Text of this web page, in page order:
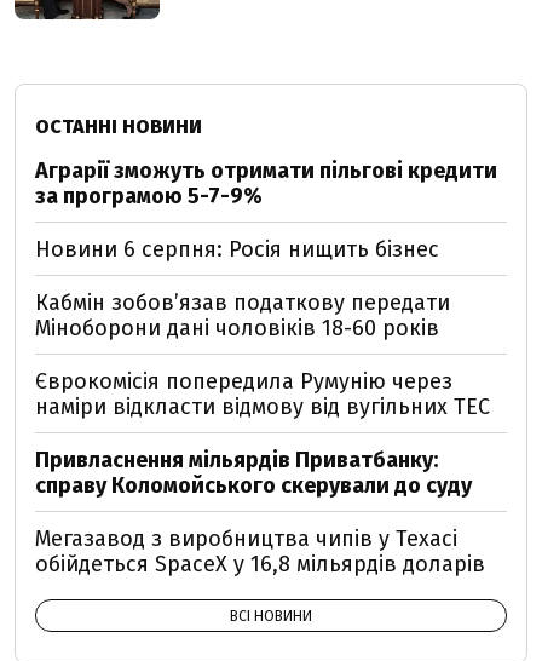
ОСТАННІ НОВИНИ
Аграрії зможуть отримати пільгові кредити
за програмою 5-7-9%
Новини 6 серпня: Росія нищить бізнес
Кабмін зобовʼязав податкову передати
Міноборони дані чоловіків 18-60 років
Єврокомісія попередила Румунію через
наміри відкласти відмову від вугільних ТЕС
Привласнення мільярдів Приватбанку:
справу Коломойського скерували до суду
Мегазавод з виробництва чипів у Техасі
обійдеться SpaceX у 16,8 мільярдів доларів
ВСІ НОВИНИ